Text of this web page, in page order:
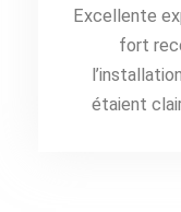
Excellente
fort
étaient